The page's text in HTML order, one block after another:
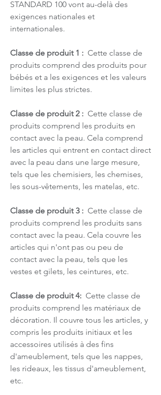
STANDARD 100 vont au-delà des
exigences nationales et
internationales.
Classe de produit 1 : Cette classe de
produits comprend des produits pour
bébés et a les exigences et les valeurs
limites les plus strictes.
Classe de produit 2 : Cette classe de
produits comprend les produits en
contact avec la peau. Cela comprend
les articles qui entrent en contact direct
avec la peau dans une large mesure,
tels que les chemisiers, les chemises,
les sous-vêtements, les matelas, etc.
Classe de produit 3 : Cette classe de
produits comprend les produits sans
contact avec la peau. Cela couvre les
articles qui n'ont pas ou peu de
contact avec la peau, tels que les
vestes et gilets, les ceintures, etc.
Classe de produit 4: Cette classe de
produits comprend les matériaux de
décoration. Il couvre tous les articles, y
compris les produits initiaux et les
accessoires utilisés à des fins
d'ameublement, tels que les nappes,
les rideaux, les tissus d'ameublement,
etc.